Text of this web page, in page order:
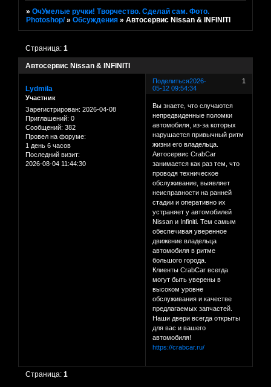
»ОчУмелые ручки! Творчество. Сделай сам. Фото.
Photoshop/ »Обсуждения »Автосервис Nissan & INFINITI
Автосервис Nissan & INFINITI
Страница:1
Поделиться 1
2026-
05-12 09:54:34
Lydmila
Участник
Зарегистрирован: 2026-04-08
Приглашений: 0
Сообщений: 382
Провел на форуме:
1 день 6 часов
Последний визит:
2026-08-04 11:44:30
Вы знаете, что случаются
непредвиденные поломки
автомобиля, из-за которых
нарушается привычный ритм
жизни его владельца.
Автосервис CrabСar
занимается как раз тем, что
проводя техническое
обслуживание, выявляет
неисправности на ранней
стадии и оперативно их
устраняет у автомобилей
Nissan и Infiniti. Тем самым
обеспечивая уверенное
движение владельца
автомобиля в ритме
большого города.
Клиенты CrabСar всегда
могут быть уверены в
высоком уровне
обслуживания и качестве
предлагаемых запчастей.
Наши двери всегда открыты
для вас и вашего
автомобиля!
https://crabcar.ru/
Страница:1